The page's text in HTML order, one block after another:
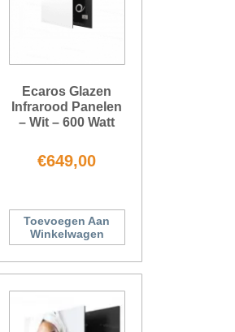
Ecaros Glazen
Infrarood Panelen
– Wit – 600 Watt
€649,00
Toevoegen Aan
Winkelwagen